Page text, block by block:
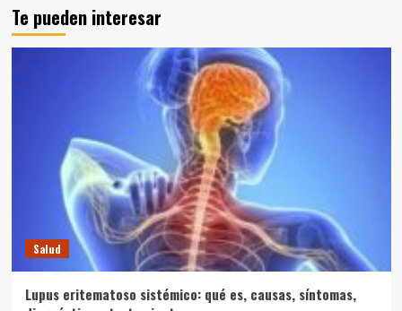
Te pueden interesar
Salud
Lupus eritematoso sistémico: qué es, causas, síntomas,